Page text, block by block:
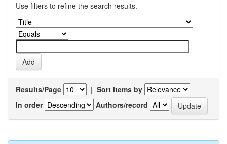
Use filters to refine the search results.
Results/Page | Sort items by
In order
Authors/record